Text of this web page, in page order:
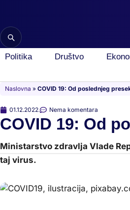
садржај
Politika Društvo
Naslovna » COVID 19: Od poslednjeg
01.12.2022. Nema komentara
COVID 19: Od
Ministarstvo zdravlja Vlade
taj virus.